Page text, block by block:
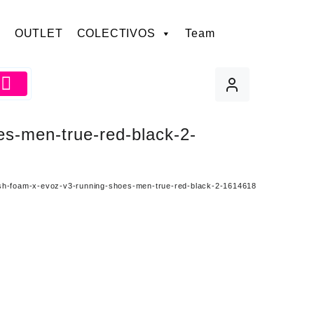
OUTLET COLECTIVOS Team
men-true-red-black-2-
foam-x-evoz-v3-running-shoes-men-true-red-black-2-1614618